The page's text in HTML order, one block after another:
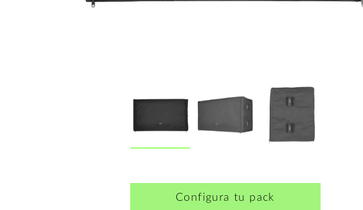
Configura tu pack